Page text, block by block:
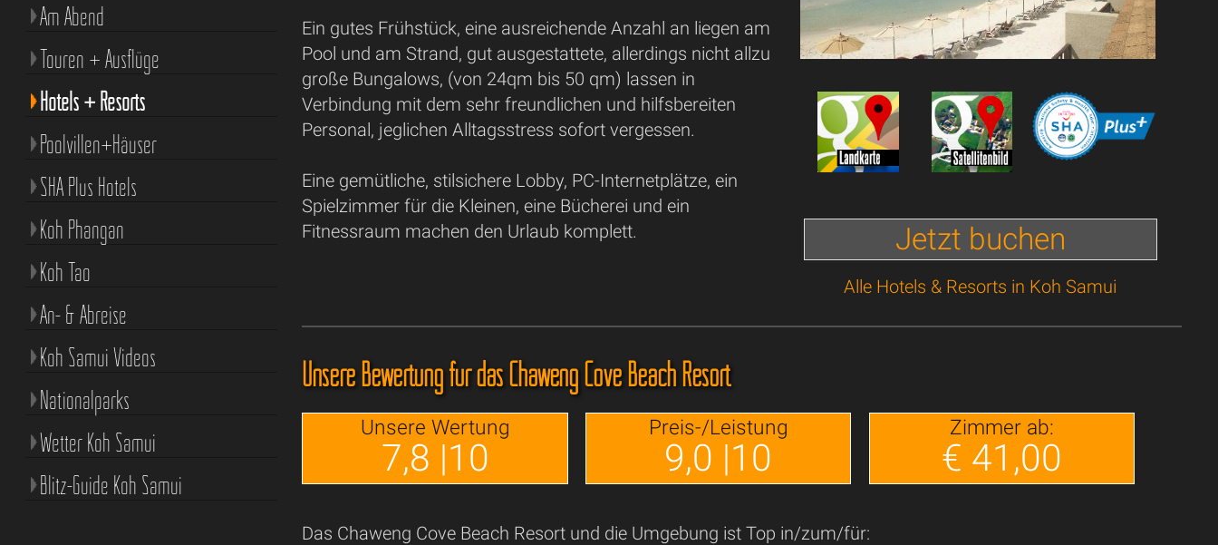
Jetzt buchen
Alle Hotels & Resorts in Koh Samui
Ein gutes Frühstück, eine ausreichende Anzahl an liegen am
Pool und am Strand, gut ausgestattete, allerdings nicht allzu
große Bungalows, (von 24qm bis 50 qm) lassen in
Verbindung mit dem sehr freundlichen und hilfsbereiten
Personal, jeglichen Alltagsstress sofort vergessen.
Eine gemütliche, stilsichere Lobby, PC-Internetplätze, ein
Spielzimmer für die Kleinen, eine Bücherei und ein
Fitnessraum machen den Urlaub komplett.
Unsere Bewertung für das Chaweng Cove Beach Resort
Unsere Wertung
7,8 |10
Preis-/Leistung
9,0 |10
Zimmer ab:
€ 41,00
Das Chaweng Cove Beach Resort und die Umgebung ist Top in/zum/für:
Am Abend
Touren + Ausflüge
Hotels + Resorts
Poolvillen+Häuser
SHA Plus Hotels
Koh Phangan
Koh Tao
An- & Abreise
Koh Samui Videos
Nationalparks
Wetter Koh Samui
Blitz-Guide Koh Samui